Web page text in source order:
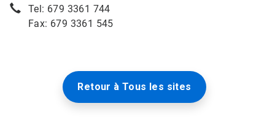
Tel: 679 3361 744
Fax: 679 3361 545
Retour à Tous les sites